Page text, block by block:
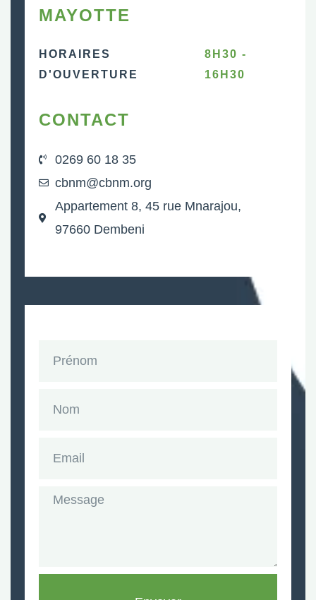
MAYOTTE
HORAIRES
D'OUVERTURE
8H30 -
16H30
CONTACT
0269 60 18 35
cbnm@cbnm.org
Appartement 8, 45 rue Mnarajou,
97660 Dembeni
Message